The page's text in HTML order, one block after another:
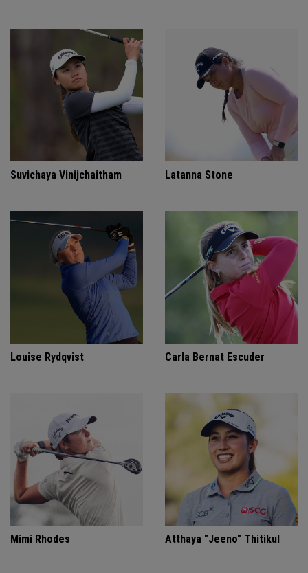
Suvichaya Vinijchaitham Latanna Stone
Louise Rydqvist Carla Bernat Escuder
Mimi Rhodes Atthaya "Jeeno" Thitikul